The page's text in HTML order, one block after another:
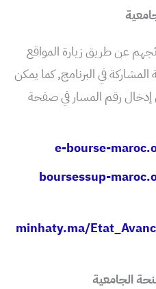
عن طريق زيارة المواقع
في البرنامج, كما يمكن
إدخال رقم المسار في صفحة
e-bourse-
boursessup-
minhaty.ma/
الجامعية